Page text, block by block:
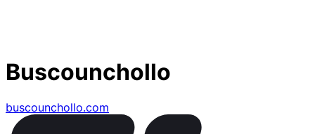
Buscounchollo
buscounchollo.com